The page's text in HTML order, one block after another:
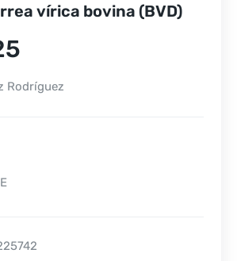
vírica bovina (BVD)
Rodríguez